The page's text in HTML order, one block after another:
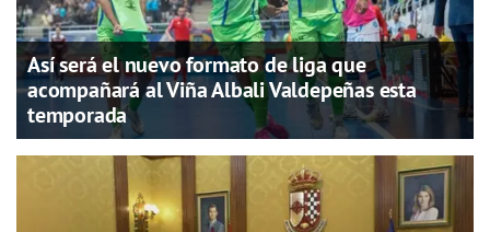
Así será el nuevo formato de liga que
acompañará al Viña Albali Valdepeñas esta
temporada